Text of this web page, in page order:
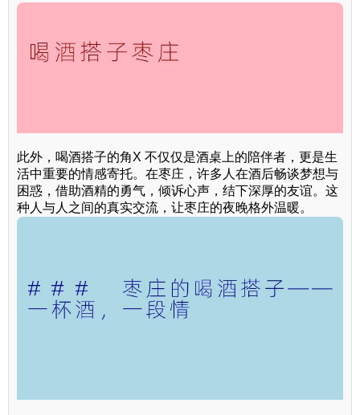
此外，喝酒搭子的角X 不仅仅是酒桌上的陪伴者，更是生
活中重要的情感寄托。在枣庄，许多人在酒后畅谈梦想与
困惑，借助酒精的勇气，倾诉心声，结下深厚的友谊。这
种人与人之间的真实交流，让枣庄的夜晚格外温暖。